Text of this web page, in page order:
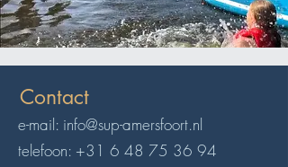
Contact
e-mail: info@sup-amersfoort.nl
telefoon: +31 6 48 75 36 94